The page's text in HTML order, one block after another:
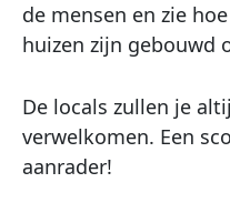
de mensen en zie
huizen zijn gebouwd
De locals zullen je
verwelkomen. Een
aanrader!